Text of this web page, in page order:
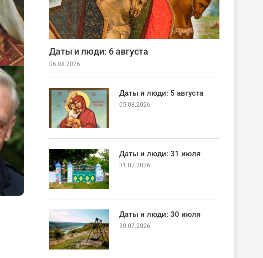
Даты и люди: 6 августа
06.08.2026
Даты и люди: 5 августа
05.08.2026
Даты и люди: 31 июля
31.07.2026
Даты и люди: 30 июля
30.07.2026